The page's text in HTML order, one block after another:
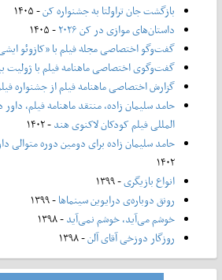
بازگشت جان تراولتا به جشنواره کن- ۱۴۰۵
داستان‌های موازی در کن ۲۰۲۶
- ۱۴۰۵
گفت‌وگو اختصاصی مجله فیلم با «کازوئو
گفت‌وگوی اختصاصی ماهنامه فیلم با ژولیت
گزارش اختصاصی ماهنامه فیلم از جشنواره
حامد سلیمان زاده، منتقد ماهنامه فیلم،
المللی فیلم کودکان لاکنوی هند- ۱۴۰۲
حامد سلیمان زاده برای دومین دوره متوالی
۱۴۰۲
انواع بازیگری- ۱۳۹۹
رونق دوباره‌ی درایوین سینماها- ۱۳۹۹
خوشم می‌آید، خوشم نمی‌آید- ۱۳۹۸
روزگار دوزخی آقای آلن- ۱۳۹۸